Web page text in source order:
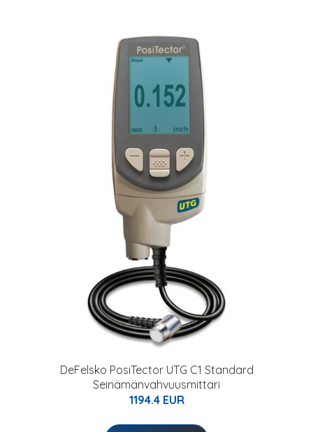
DeFelsko PosiTector UTG C1 Standard
Seinämänvahvuusmittari
1194.4 EUR